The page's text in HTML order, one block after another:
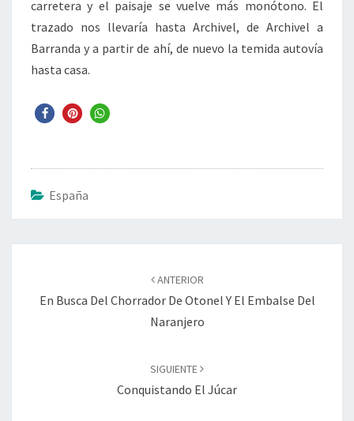
carretera y el paisaje se vuelve más monótono. El
trazado nos llevaría hasta Archivel, de Archivel a
Barranda y a partir de ahí, de nuevo la temida autovía
hasta casa.
España
entradas
ANTERIOR
En Busca Del Chorrador De Otonel Y El Embalse Del
Naranjero
SIGUIENTE
Conquistando El Júcar